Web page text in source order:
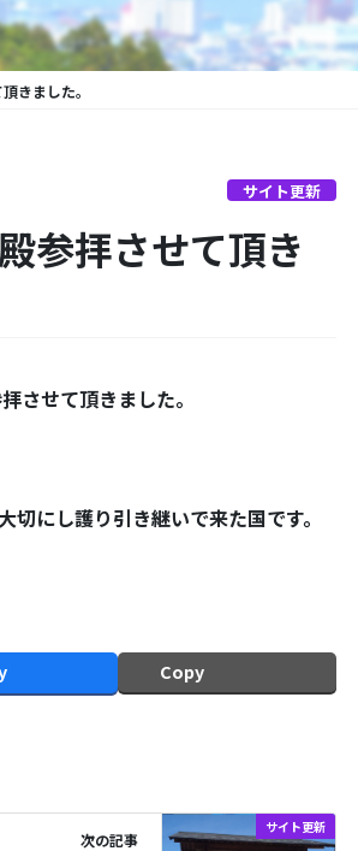
きました。
サイト更新
参拝させて頂き
させて頂きました。
にし護り引き継いで来た国です。
Copy
サイト更新
次の記事